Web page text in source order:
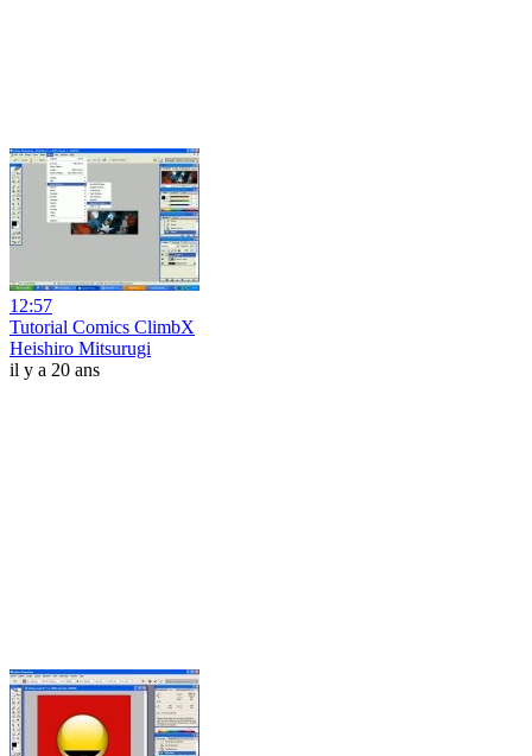
12:57
Tutorial Comics ClimbX
Heishiro Mitsurugi
il y a 20 ans